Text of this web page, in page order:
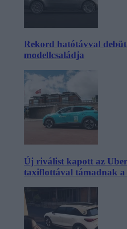
Rekord hatótávval
modellcsaládja
Új riválist kapott az
taxiflottával támadnak